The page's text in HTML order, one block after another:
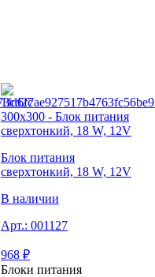
Блок питания
сверxтонкий, 18 W, 12V
В наличии
Арт.: 001127
968 ₽
Блоки питания